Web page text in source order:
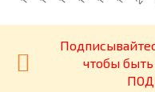
чтобы быть